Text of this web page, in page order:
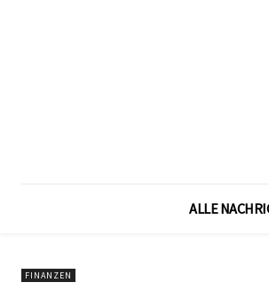
ALLE
FINANZEN